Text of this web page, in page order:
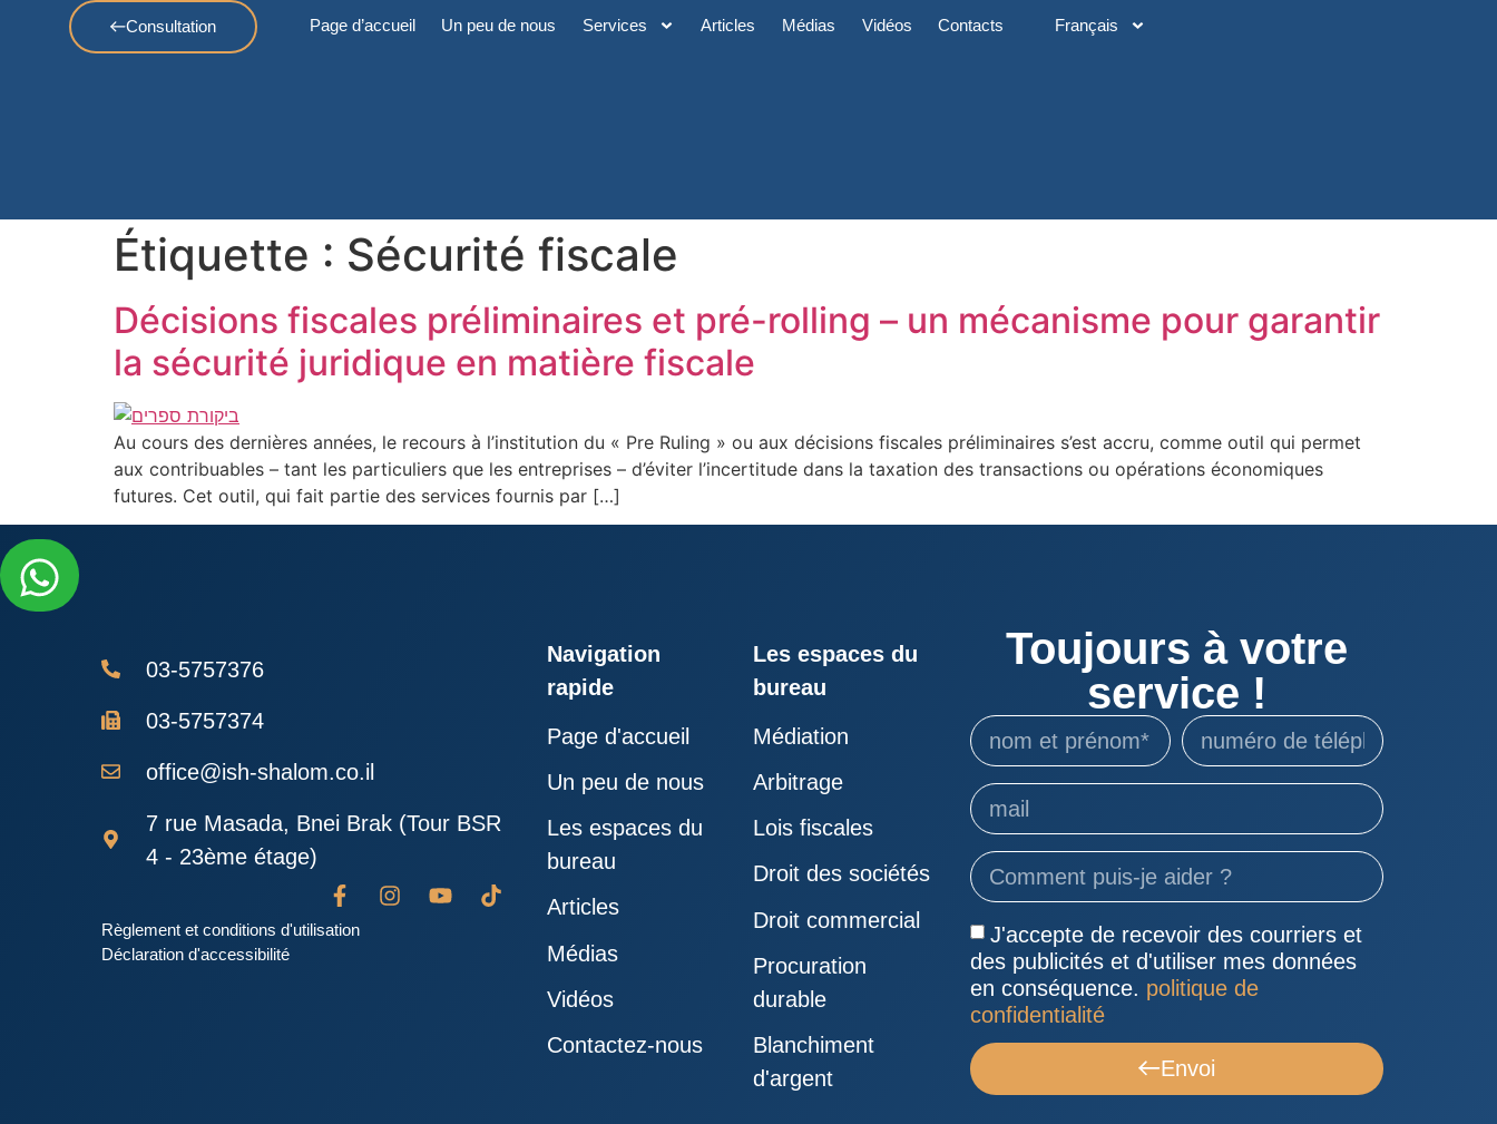
Consultation Page d’accueil Un peu de nous Services Articles Médias Vidéos Contacts Français
Étiquette : Sécurité fiscale
Décisions fiscales préliminaires et pré-rolling – un mécanisme pour garantir
la sécurité juridique en matière fiscale
Au cours des dernières années, le recours à l’institution du « Pre Ruling » ou aux décisions fiscales préliminaires s’est accru, comme outil qui permet
aux contribuables – tant les particuliers que les entreprises – d’éviter l’incertitude dans la taxation des transactions ou opérations économiques
futures. Cet outil, qui fait partie des services fournis par […]
03-5757376
03-5757374
office@ish-shalom.co.il
7 rue Masada, Bnei Brak (Tour BSR
4 - 23ème étage)
Règlement et conditions d'utilisation
Déclaration d'accessibilité
Navigation
rapide
Page d'accueil
Un peu de nous
Les espaces du
bureau
Articles
Médias
Vidéos
Contactez-nous
Les espaces du
bureau
Médiation
Arbitrage
Lois fiscales
Droit des sociétés
Droit commercial
Procuration
durable
Blanchiment
d'argent
Toujours à votre
service !
J'accepte de recevoir des courriers et
des publicités et d'utiliser mes données
en conséquence. politique de
confidentialité
Envoi